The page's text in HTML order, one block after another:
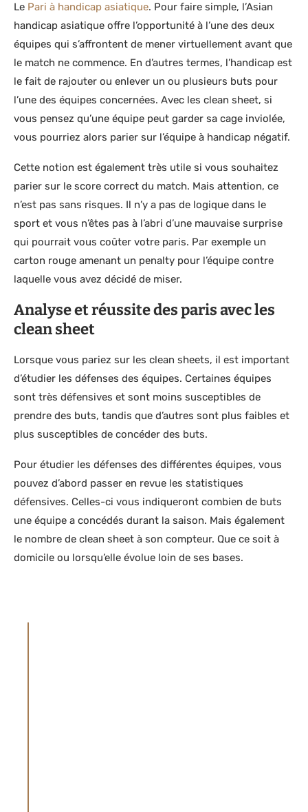
Le Pari à handicap asiatique. Pour faire simple, l’Asian
handicap asiatique offre l’opportunité à l’une des deux
équipes qui s’affrontent de mener virtuellement avant que
le match ne commence. En d’autres termes, l’handicap est
le fait de rajouter ou enlever un ou plusieurs buts pour
l’une des équipes concernées. Avec les clean sheet, si
vous pensez qu’une équipe peut garder sa cage inviolée,
vous pourriez alors parier sur l’équipe à handicap négatif.
Cette notion est également très utile si vous souhaitez
parier sur le score correct du match. Mais attention, ce
n’est pas sans risques. Il n’y a pas de logique dans le
sport et vous n’êtes pas à l’abri d’une mauvaise surprise
qui pourrait vous coûter votre paris. Par exemple un
carton rouge amenant un penalty pour l’équipe contre
laquelle vous avez décidé de miser.
Analyse et réussite des paris avec les
clean sheet
Lorsque vous pariez sur les clean sheets, il est important
d’étudier les défenses des équipes. Certaines équipes
sont très défensives et sont moins susceptibles de
prendre des buts, tandis que d’autres sont plus faibles et
plus susceptibles de concéder des buts.
Pour étudier les défenses des différentes équipes, vous
pouvez d’abord passer en revue les statistiques
défensives. Celles-ci vous indiqueront combien de buts
une équipe a concédés durant la saison. Mais également
le nombre de clean sheet à son compteur. Que ce soit à
domicile ou lorsqu’elle évolue loin de ses bases.